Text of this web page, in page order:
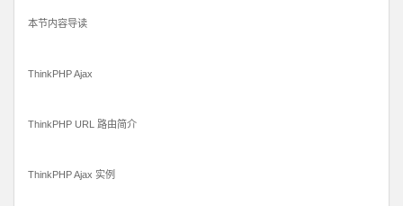
本节内容导读
ThinkPHP Ajax
ThinkPHP URL 路由简介
ThinkPHP Ajax 实例